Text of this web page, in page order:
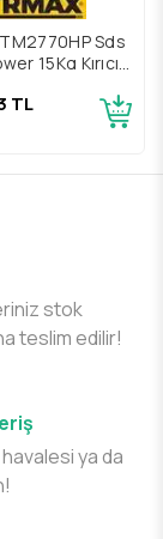
Sds
15Kg Kırıcı
TL
stok
teslim edilir!
ya da